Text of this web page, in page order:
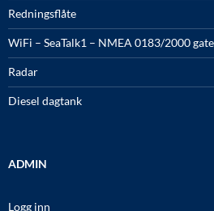
Redningsflåte
WiFi – SeaTalk1 – NMEA 0183/2000
Radar
Diesel dagtank
ADMIN
Logg inn